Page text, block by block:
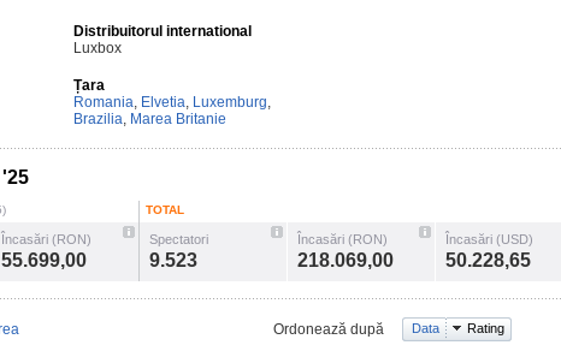
Distribuitorul international
Luxbox
Țara
Romania, Elvetia, Luxemburg,
Brazilia, Marea Britanie
Încasări (RON)
55.699,00
TOTAL
Spectatori
9.523
Încasări (RON)
218.069,00
Încasări (USD)
50.228,65
Ordonează după Data Rating